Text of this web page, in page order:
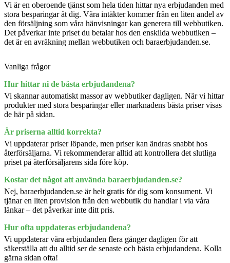
Vi är en oberoende tjänst som hela tiden hittar nya erbjudanden med
stora besparingar åt dig. Våra intäkter kommer från en liten andel av
den försäljning som våra hänvisningar kan generera till webbutiken.
Det påverkar inte priset du betalar hos den enskilda webbutiken –
det är en avräkning mellan webbutiken och baraerbjudanden.se.
Vanliga frågor
Hur hittar ni de bästa erbjudandena?
Vi skannar automatiskt massor av webbutiker dagligen. När vi hittar
produkter med stora besparingar eller marknadens bästa priser visas
de här på sidan.
Är priserna alltid korrekta?
Vi uppdaterar priser löpande, men priser kan ändras snabbt hos
återförsäljarna. Vi rekommenderar alltid att kontrollera det slutliga
priset på återförsäljarens sida före köp.
Kostar det något att använda baraerbjudanden.se?
Nej, baraerbjudanden.se är helt gratis för dig som konsument. Vi
tjänar en liten provision från den webbutik du handlar i via våra
länkar – det påverkar inte ditt pris.
Hur ofta uppdateras erbjudandena?
Vi uppdaterar våra erbjudanden flera gånger dagligen för att
säkerställa att du alltid ser de senaste och bästa erbjudandena. Kolla
gärna sidan ofta!